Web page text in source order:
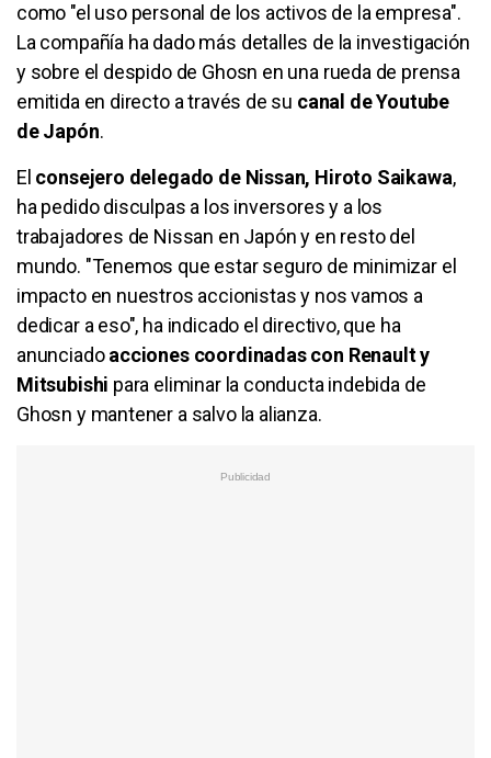
como "el uso personal de los activos de la empresa".
La compañía ha dado más detalles de la investigación
y sobre el despido de Ghosn en una rueda de prensa
emitida en directo a través de su canal de Youtube
de Japón.
El consejero delegado de Nissan, Hiroto Saikawa,
ha pedido disculpas a los inversores y a los
trabajadores de Nissan en Japón y en resto del
mundo. "Tenemos que estar seguro de minimizar el
impacto en nuestros accionistas y nos vamos a
dedicar a eso", ha indicado el directivo, que ha
anunciadoacciones coordinadas con Renault y
Mitsubishi para eliminar la conducta indebida de
Ghosn y mantener a salvo la alianza.